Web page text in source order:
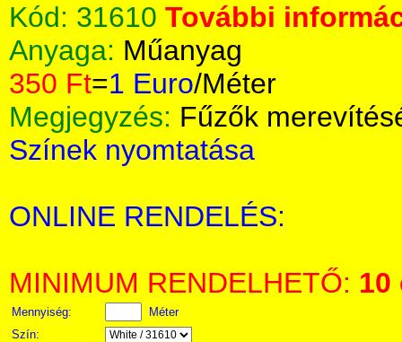
Kód: 31610 További
Anyaga: Műanyag
350 Ft=1 Euro/Méter
Megjegyzés: Fűzők
Színek nyomtatása
ONLINE RENDELÉS:
MINIMUM RENDELHETŐ: 10
Mennyiség:
Méter
Szín: